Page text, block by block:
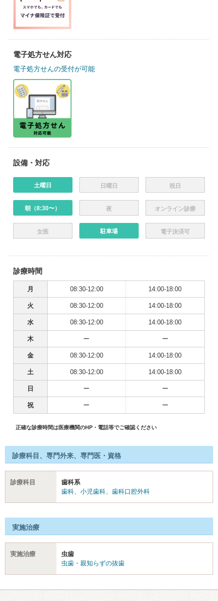
電子処方せん対応
電子処方せんの受付が可能
設備・対応
土曜日 日曜日 祝日
朝（8:30〜） 夜 オンライン診療
女医 駐車場 電子決済可
診療時間
月 08:30-12:00 14:00-18:00
火 08:30-12:00 14:00-18:00
水 08:30-12:00 14:00-18:00
木 ー ー
金 08:30-12:00 14:00-18:00
土 08:30-12:00 14:00-18:00
日 ー ー
祝 ー ー
正確な診療時間は医療機関のHP・電話等でご確認ください
診療科目、専門外来、専門医・資格
診療科目
歯科系
歯科
小児歯科 歯科口腔外科
実施治療
実施治療
虫歯
虫歯・親知らずの抜歯